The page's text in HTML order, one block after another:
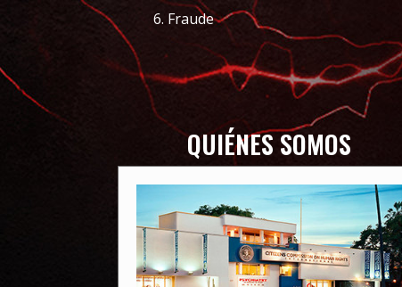
6. Fraude
QUIÉNES SOMOS